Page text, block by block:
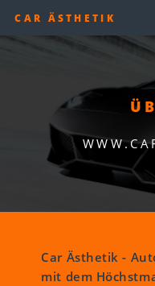
CAR ÄSTHETIK
Car Ästhetik -
mit dem